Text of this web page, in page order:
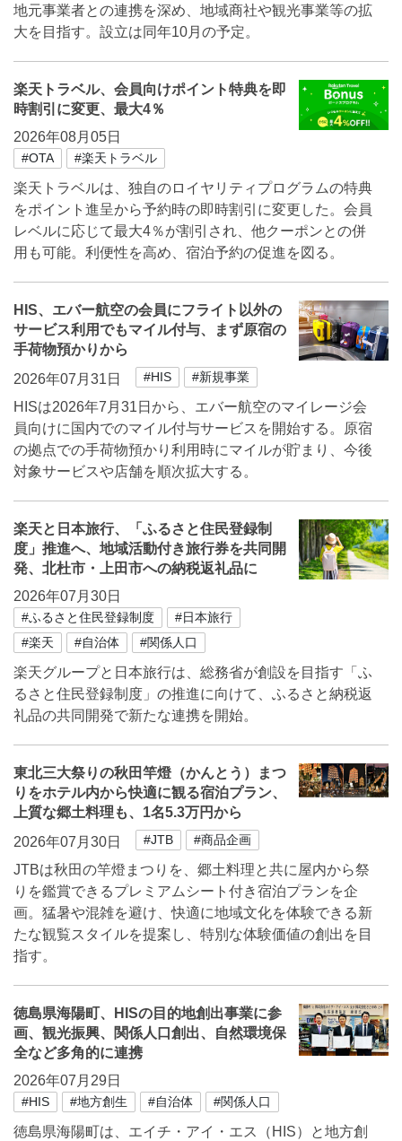
地元事業者との連携を深め、地域商社や観光事業等の拡
大を目指す。設立は同年10月の予定。
楽天トラベル、会員向けポイント特典を即
時割引に変更、最大4％
2026年08月05日
#OTA #楽天トラベル
楽天トラベルは、独自のロイヤリティプログラムの特典
をポイント進呈から予約時の即時割引に変更した。会員
レベルに応じて最大4％が割引され、他クーポンとの併
用も可能。利便性を高め、宿泊予約の促進を図る。
HIS、エバー航空の会員にフライト以外の
サービス利用でもマイル付与、まず原宿の
手荷物預かりから
2026年07月31日
#HIS #新規事業
HISは2026年7月31日から、エバー航空のマイレージ会
員向けに国内でのマイル付与サービスを開始する。原宿
の拠点での手荷物預かり利用時にマイルが貯まり、今後
対象サービスや店舗を順次拡大する。
楽天と日本旅行、「ふるさと住民登録制
度」推進へ、地域活動付き旅行券を共同開
発、北杜市・上田市への納税返礼品に
2026年07月30日
#ふるさと住民登録制度
#日本旅行
#楽天
#自治体 #関係人口
楽天グループと日本旅行は、総務省が創設を目指す「ふ
るさと住民登録制度」の推進に向けて、ふるさと納税返
礼品の共同開発で新たな連携を開始。
東北三大祭りの秋田竿燈（かんとう）まつ
りをホテル内から快適に観る宿泊プラン、
上質な郷土料理も、1名5.3万円から
2026年07月30日
#JTB #商品企画
JTBは秋田の竿燈まつりを、郷土料理と共に屋内から祭
りを鑑賞できるプレミアムシート付き宿泊プランを企
画。猛暑や混雑を避け、快適に地域文化を体験できる新
たな観覧スタイルを提案し、特別な体験価値の創出を目
指す。
徳島県海陽町、HISの目的地創出事業に参
画、観光振興、関係人口創出、自然環境保
全など多角的に連携
2026年07月29日
#HIS #地方創生 #自治体 #関係人口
徳島県海陽町は、エイチ・アイ・エス（HIS）と地方創